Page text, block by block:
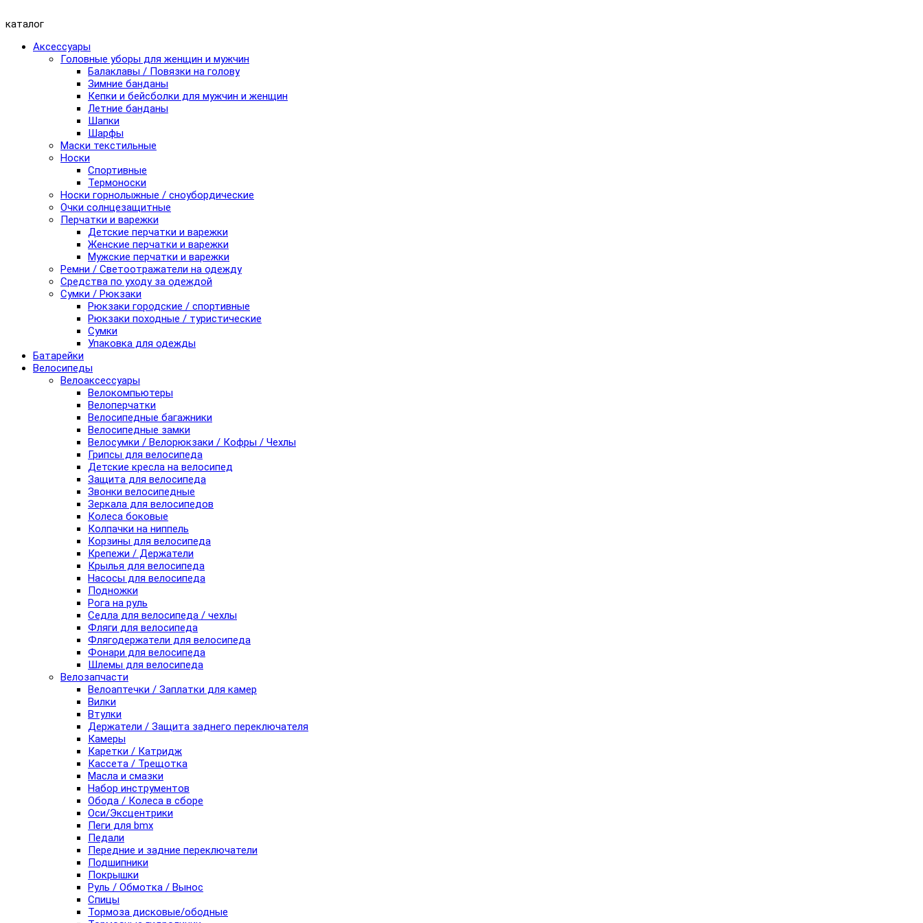
каталог
Аксессуары
Головные уборы для женщин и мужчин
Балаклавы / Повязки на голову
Зимние банданы
Кепки и бейсболки для мужчин и женщин
Летние банданы
Шапки
Шарфы
Маски текстильные
Носки
Спортивные
Термоноски
Носки горнолыжные / сноубордические
Очки солнцезащитные
Перчатки и варежки
Детские перчатки и варежки
Женские перчатки и варежки
Мужские перчатки и варежки
Ремни / Светоотражатели на одежду
Средства по уходу за одеждой
Сумки / Рюкзаки
Рюкзаки городские / спортивные
Рюкзаки походные / туристические
Сумки
Упаковка для одежды
Батарейки
Велосипеды
Велоаксессуары
Велокомпьютеры
Велоперчатки
Велосипедные багажники
Велосипедные замки
Велосумки / Велорюкзаки / Кофры / Чехлы
Грипсы для велосипеда
Детские кресла на велосипед
Защита для велосипеда
Звонки велосипедные
Зеркала для велосипедов
Колеса боковые
Колпачки на ниппель
Корзины для велосипеда
Крепежи / Держатели
Крылья для велосипеда
Насосы для велосипеда
Подножки
Рога на руль
Седла для велосипеда / чехлы
Фляги для велосипеда
Флягодержатели для велосипеда
Фонари для велосипеда
Шлемы для велосипеда
Велозапчасти
Велоаптечки / Заплатки для камер
Вилки
Втулки
Держатели / Защита заднего переключателя
Камеры
Каретки / Катридж
Кассета / Трещотка
Масла и смазки
Набор инструментов
Обода / Колеса в сборе
Оси/Эксцентрики
Пеги для bmx
Педали
Передние и задние переключатели
Подшипники
Покрышки
Руль / Обмотка / Вынос
Спицы
Тормоза дисковые/ободные